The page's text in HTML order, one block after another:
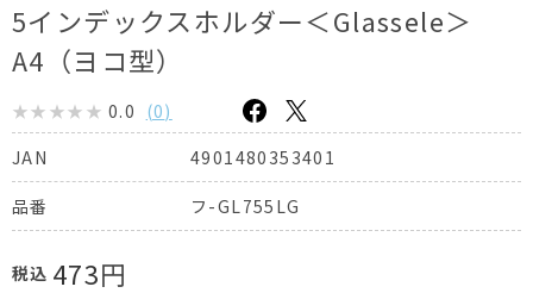
5インデックスホルダー＜Glassele＞
A4（ヨコ型）
0.0 (0)
JAN
4901480353401
品番 フ-GL755LG
税込 473円